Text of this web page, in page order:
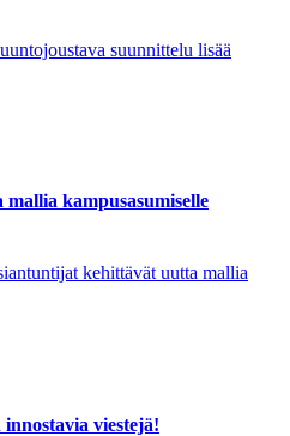
suunnittelu lisää
kampusasumiselle
kehittävät uutta mallia
viestejä!